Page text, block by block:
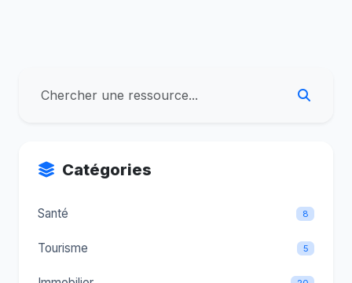
Catégories
Santé 8
Tourisme 5